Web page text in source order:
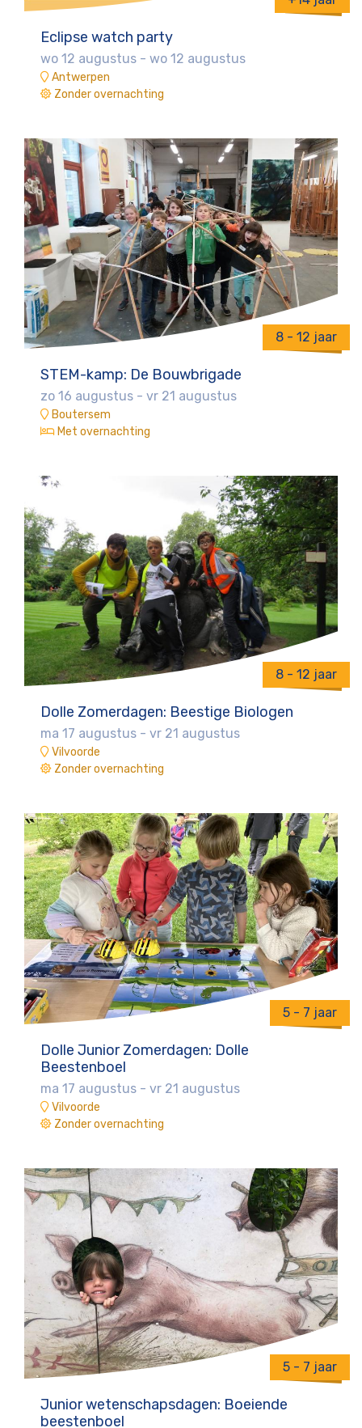
Eclipse watch party
wo 12 augustus - wo 12 augustus
Antwerpen
Zonder overnachting
8 - 12 jaar
STEM-kamp: De Bouwbrigade
zo 16 augustus - vr 21 augustus
Boutersem
Met overnachting
8 - 12 jaar
Dolle Zomerdagen: Beestige Biologen
ma 17 augustus - vr 21 augustus
Vilvoorde
Zonder overnachting
5 - 7 jaar
Dolle Junior Zomerdagen: Dolle
Beestenboel
ma 17 augustus - vr 21 augustus
Vilvoorde
Zonder overnachting
5 - 7 jaar
Junior wetenschapsdagen: Boeiende
beestenboel